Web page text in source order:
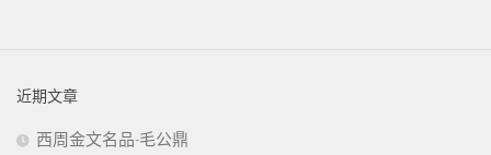
近期文章
西周金文名品-毛公鼎